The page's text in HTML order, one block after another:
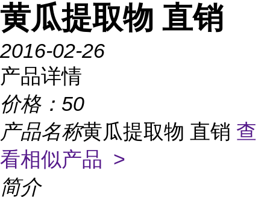
黄瓜提取物 直销
2016-02-26
产品详情
价格： 50
产品名称黄瓜提取物 直销 查
看相似产品 >
简介